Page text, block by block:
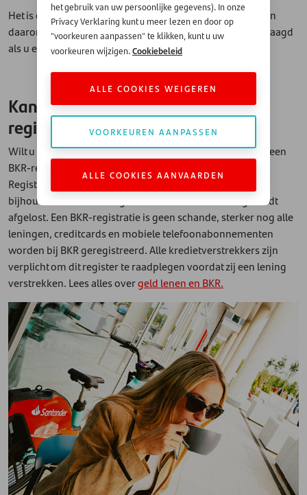
Het is ook belangrijk dat u alle gegevens kunt aantonen en
daarom worden er altijd bewijsdocumenten bij u opgevraagd
als u een leningaanvraag indient.
Kan ik geld lenen met een BKR-
registratie?
Wilt u een lening aanvragen? Dan wordt er gecheckt of u een
BKR-registratie heeft. BKR staat voor Bureau Krediet
Registratie: deze instantie is in Nederland belast met het
bijhouden wie een lening heeft – en hoe deze lening wordt
afgelost. Een BKR-registratie is geen schande, sterker nog alle
leningen, creditcards en mobiele telefoonabonnementen
worden bij BKR geregistreerd. Alle kredietverstrekkers zijn
verplicht om dit register te raadplegen voordat zij een lening
verstrekken. Lees alles overgeld lenen en BKR.
het gebruik van uw persoonlijke gegevens). In onze
Privacy Verklaring kunt u meer lezen en door op
"voorkeuren aanpassen" te klikken, kunt u uw
voorkeuren wijzigen.Cookiebeleid
ALLE COOKIES WEIGEREN
VOORKEUREN AANPASSEN
ALLE COOKIES AANVAARDEN